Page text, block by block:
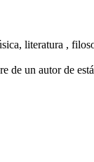
literatura ,
de un autor de está